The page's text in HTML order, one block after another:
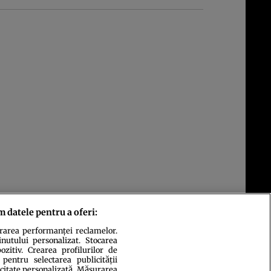
datele pentru a oferi:
performanței reclamelor.
personalizat. Stocarea
Crearea profilurilor de
selectarea publicității
personalizată. Măsurarea